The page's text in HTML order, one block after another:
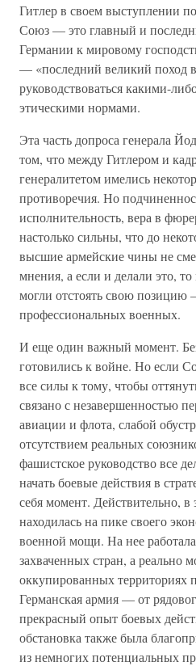
Гитлер в своем выступлении
Союз — это главный и
Германии к мировому
— «последний великий поход
руководствоваться какими-
этическими нормами.
Эта часть допроса генерала
том, что между Гитлером и
генералитетом имелись
противоречия. Но
исполнительность, вера в
настолько сильны, что до
высшие армейские чины не
мнения, а если и делали это,
могли отстоять свою
профессиональных военных.
И еще один важный момент.
готовились к войне. Но если
все силы к тому, чтобы
связано с незавершенностью
авиации и флота, слабой
отсутствием реальных
фашистское руководство все
начать боевые действия в
себя момент. Действительно, в
находилась на пике своего
военной мощи. На нее
захваченных стран, а реально
оккупированных территориях
Германская армия — от
прекрасный опыт боевых
обстановка также была
из немногих потенциальных